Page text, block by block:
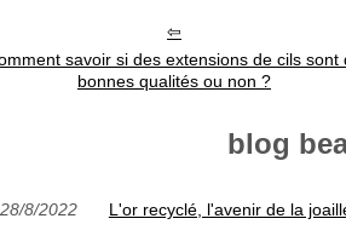
savoir si des extensions de cils sont
bonnes qualités ou non ?
blog
28/8/2022 L'or recyclé, l'avenir de la